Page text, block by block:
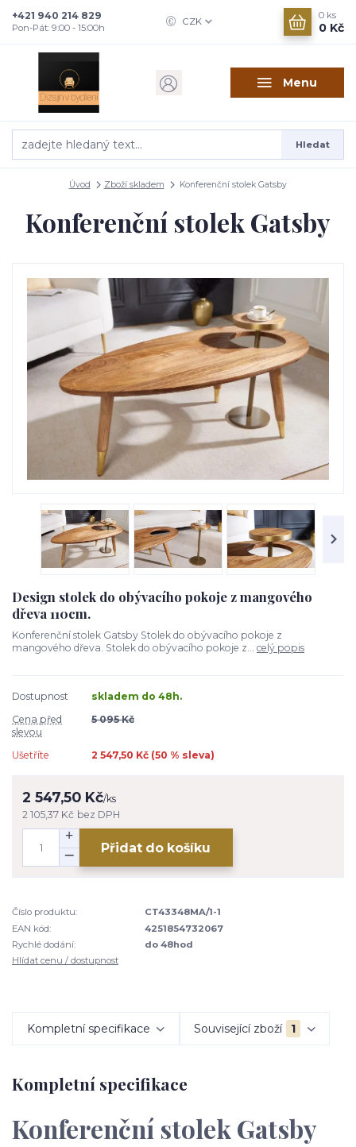
Menu
CZK
Hledat
+421 940 214 829
Pon-Pát: 9:00 - 15:00h
0 ks
0 Kč
Úvod Zboží skladem Konferenční stolek Gatsby
Konferenční stolek Gatsby
Design stolek do obývacího pokoje z mangového
dřeva 110cm.
Konferenční stolek Gatsby Stolek do obývacího pokoje z
mangového dřeva. Stolek do obývacího pokoje z... celý popis
Dostupnost
skladem do 48h.
Cena před
slevou
5 095 Kč
Ušetříte 2 547,50 Kč (50 % sleva)
2 547,50 Kč/ks
2 105,37 Kč bez DPH
Přidat do košíku
Číslo produktu:
CT43348MA/1-1
EAN kód:
4251854732067
Rychlé dodání:
do 48hod
Hlídat cenu / dostupnost
Kompletní specifikace Související zboží 1
Kompletní specifikace
Konferenční stolek Gatsby